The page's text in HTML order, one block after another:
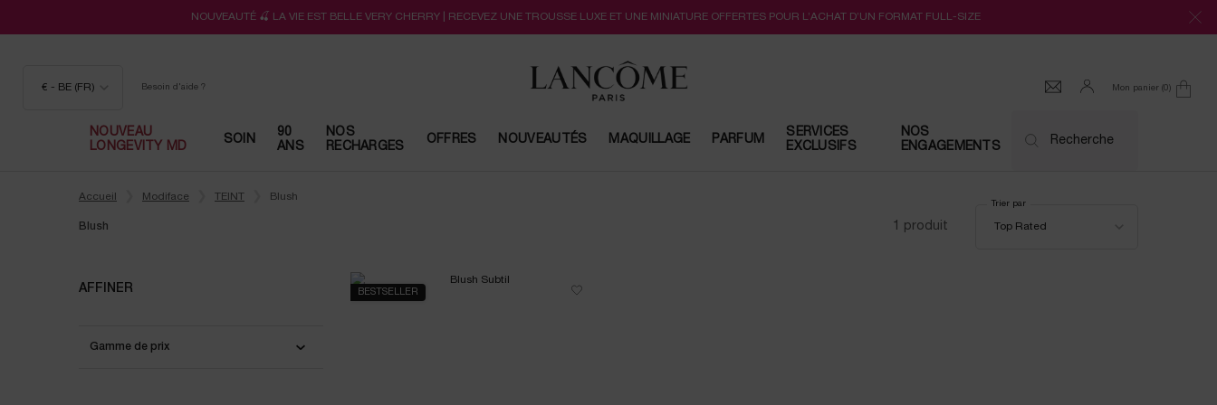
NOUVEAUTÉ 🍒 LA VIE EST BELLE VERY CHERRY | RECEVEZ UNE TROUSSE LUXE ET UNE MINIATURE OFFERTES POUR L’ACHAT D’UN FORMAT FULL-SIZE
€ - BE (FR) Besoin d'aide ? Mon panier 0
0 produit
NOUVEAU
LONGEVITY MD
SOIN
90
ANS
NOS
RECHARGES
OFFRES NOUVEAUTÉS MAQUILLAGE PARFUM
SERVICES
EXCLUSIFS
NOS
ENGAGEMENTS
Recherche
Accueil
Modiface TEINT Blush
Blush 1 produit
Top Rated
Trier par
AFFINER
Gamme de prix
BESTSELLER